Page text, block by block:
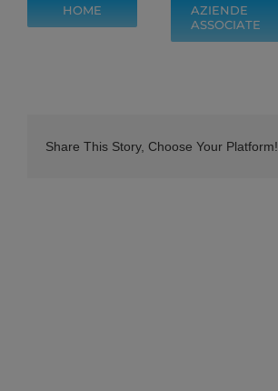
HOME
AZIENDE
ASSOCIATE
Share This Story, Choose Your Platform!